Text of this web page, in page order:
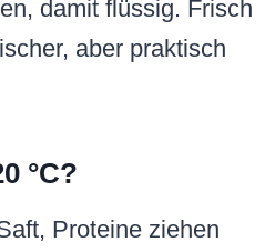
damit flüssig. Frisch
aber praktisch
°C?
Proteine ziehen